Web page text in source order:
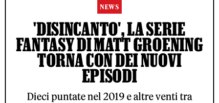
NEWS
'DISINCANTO', LA SERIE
FANTASY DI MATT GROENING
TORNA CON DEI NUOVI
EPISODI
Dieci puntate nel 2019 e altre venti tra